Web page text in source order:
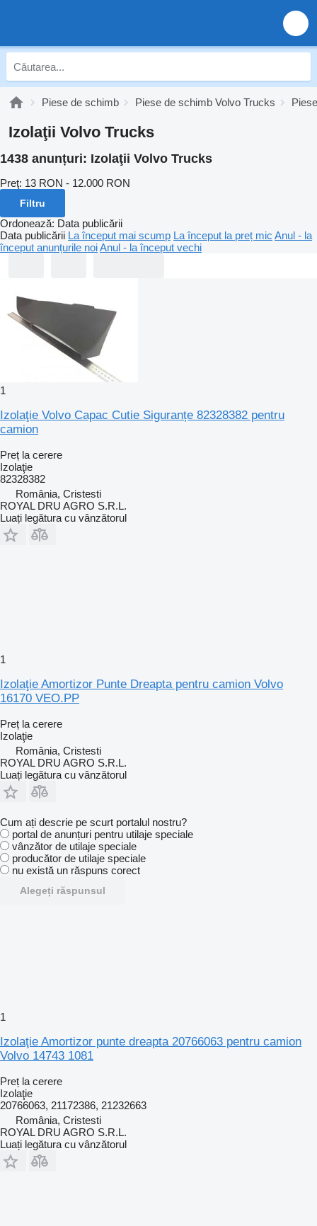
Piese de schimb Piese de schimb Volvo Trucks
Izolaţii Volvo Trucks
1438 anunțuri: Izolaţii Volvo Trucks
Preţ: 13 RON - 12.000 RON
Filtru
Ordonează: Data publicării
Data publicării La început mai scump La început la preț mic Anul - la
început anunțurile noiAnul - la început vechi
1
Izolaţie Volvo Capac Cutie Siguranțe 82328382 pentru
camion
Preț la cerere
Izolaţie
82328382
România, Cristesti
ROYAL DRU AGRO S.R.L.
Luați legătura cu vânzătorul
1
Izolaţie Amortizor Punte Dreapta pentru camion Volvo
16170 VEO.PP
Preț la cerere
Izolaţie
România, Cristesti
ROYAL DRU AGRO S.R.L.
Luați legătura cu vânzătorul
Cum ați descrie pe scurt portalul nostru?
portal de anunțuri pentru utilaje speciale
vânzător de utilaje speciale
producător de utilaje speciale
nu există un răspuns corect
Alegeți răspunsul
1
Izolaţie Amortizor punte dreapta 20766063 pentru camion
Volvo 14743 1081
Preț la cerere
Izolaţie
20766063, 21172386, 21232663
România, Cristesti
ROYAL DRU AGRO S.R.L.
Luați legătura cu vânzătorul